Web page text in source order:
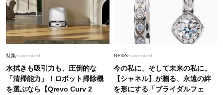
特集Sponsored
水拭きも吸引力も、圧倒的な
「清掃能力」！ロボット掃除機
を選ぶなら【Qrevo Curv 2
NEWSSponsored
今の私に、そして未来の私に。
【シャネル】が贈る、永遠の絆
を形にする「ブライダルフェ